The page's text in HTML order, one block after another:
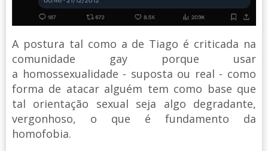
A postura tal como a de Tiago é criticada na
comunidade gay porque usar
a homossexualidade - suposta ou real - como
forma de atacar alguém tem como base que
tal orientação sexual seja algo degradante,
vergonhoso, o que é fundamento da
homofobia.